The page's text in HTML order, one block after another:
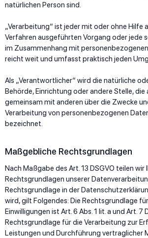
natürlichen Person sind.
„Verarbeitung“ ist jeder mit oder ohne Hilfe
Verfahren ausgeführten Vorgang oder jede
im Zusammenhang mit
reicht weit und umfasst praktisch jeden
Als „Verantwortlicher“ wird die natürliche
Behörde, Einrichtung oder andere Stelle, die
gemeinsam mit anderen über die Zwecke
Verarbeitung von personenbezogenen
bezeichnet.
Maßgebliche Rechtsgrundlagen
Nach Maßgabe des Art. 13 DSGVO teilen wir
Rechtsgrundlagen unserer
Rechtsgrundlage in der
wird, gilt Folgendes: Die Rechtsgrundlage
Einwilligungen ist Art. 6 Abs. 1 lit. a und Art. 7
Rechtsgrundlage für die Verarbeitung zur
Leistungen und Durchführung vertraglicher